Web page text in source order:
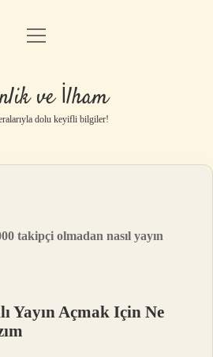
Anasayfa
Gizlilik Politikası
Yasal Uyarı
menüyü
ve İlham
dolu keyifli bilgiler!
takipçi olmadan nasıl yayın
Yayın Açmak Için Ne